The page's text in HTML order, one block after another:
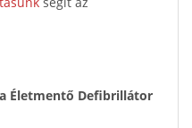
Életmentő Defibrillátor